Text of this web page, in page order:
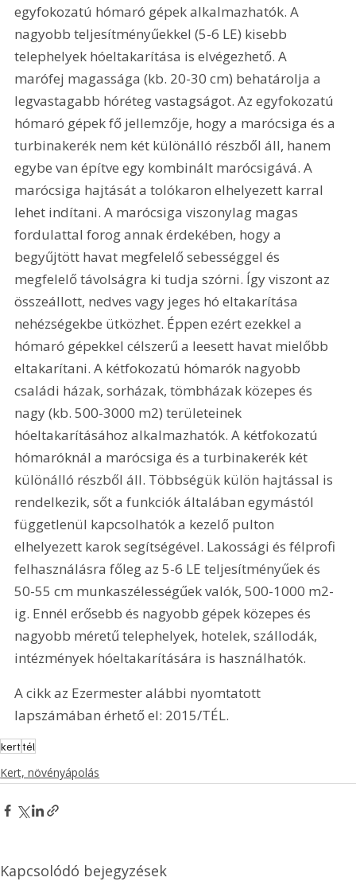
egyfokozatú hómaró gépek alkalmazhatók. A
nagyobb teljesítményűekkel (5-6 LE) kisebb
telephelyek hóeltakarítása is elvégezhető. A
marófej magassága (kb. 20-30 cm) behatárolja a
legvastagabb hóréteg vastagságot. Az egyfokozatú
hómaró gépek fő jellemzője, hogy a marócsiga és a
turbinakerék nem két különálló részből áll, hanem
egybe van építve egy kombinált marócsigává. A
marócsiga hajtását a tolókaron elhelyezett karral
lehet indítani. A marócsiga viszonylag magas
fordulattal forog annak érdekében, hogy a
begyűjtött havat megfelelő sebességgel és
megfelelő távolságra ki tudja szórni. Így viszont az
összeállott, nedves vagy jeges hó eltakarítása
nehézségekbe ütközhet. Éppen ezért ezekkel a
hómaró gépekkel célszerű a leesett havat mielőbb
eltakarítani. A kétfokozatú hómarók nagyobb
családi házak, sorházak, tömbházak közepes és
nagy (kb. 500-3000 m2) területeinek
hóeltakarításához alkalmazhatók. A kétfokozatú
hómaróknál a marócsiga és a turbinakerék két
különálló részből áll. Többségük külön hajtással is
rendelkezik, sőt a funkciók általában egymástól
függetlenül kapcsolhatók a kezelő pulton
elhelyezett karok segítségével. Lakossági és félprofi
felhasználásra főleg az 5-6 LE teljesítményűek és
50-55 cm munkaszélességűek valók, 500-1000 m2-
ig. Ennél erősebb és nagyobb gépek közepes és
nagyobb méretű telephelyek, hotelek, szállodák,
intézmények hóeltakarítására is használhatók.
A cikk az Ezermester alábbi nyomtatott
lapszámában érhető el: 2015/TÉL.
kerttél
Kert, növényápolás
Kapcsolódó bejegyzések